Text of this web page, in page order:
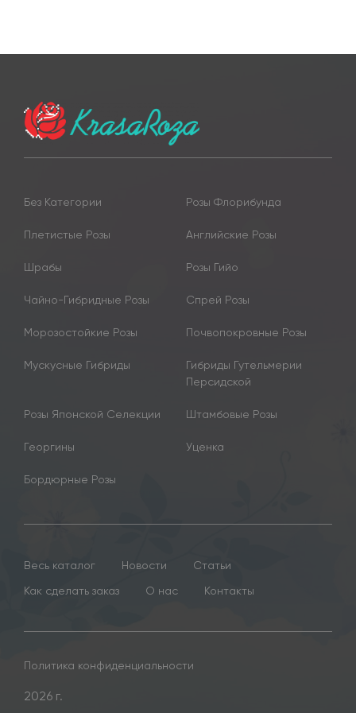
Без Категории Розы Флорибунда
Плетистые Розы Английские Розы
Шрабы Розы Гийо
Чайно-Гибридные Розы Спрей Розы
Морозостойкие Розы Почвопокровные Розы
Мускусные Гибриды
Гибриды Гутельмерии
Персидской
Розы Японской Селекции Штамбовые Розы
Георгины Уценка
Бордюрные Розы
Весь каталог Новости
Статьи
Как сделать заказ
О нас Контакты
Политика конфиденциальности
2026 г.